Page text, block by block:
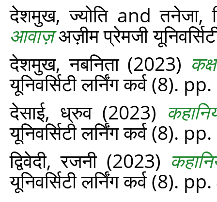
देशमुख, ज्योतिandतनेजा,
आवाज़अज़ीम प्रेमजी
देशमुख, नबनिता(2023)
यूनिवर्सिटी लर्निंग कर्व (8).
देसाई, ध्रुव(2023)
यूनिवर्सिटी लर्निंग कर्व (8).
द्विवेदी, रजनी(2023)
यूनिवर्सिटी लर्निंग कर्व (8).